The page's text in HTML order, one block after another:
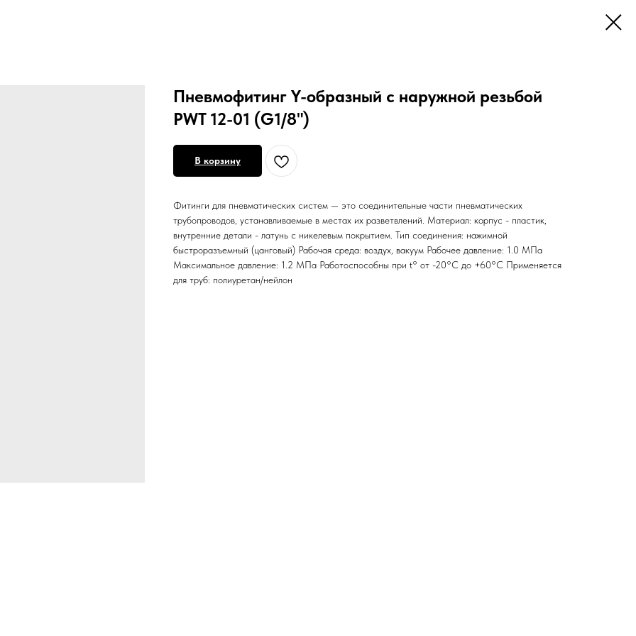
Пневмофитинг Y-образный с наружной резьбой
PWT 12-01 (G1/8")
В корзину
Фитинги для пневматических систем — это соединительные части пневматических
трубопроводов, устанавливаемые в местах их разветвлений. Материал: корпус - пластик,
внутренние детали - латунь с никелевым покрытием. Тип соединения: нажимной
быстроразъемный (цанговый) Рабочая среда: воздух, вакуум Рабочее давление: 1.0 МПа
Максимальное давление: 1.2 МПа Работоспособны при t° от -20°С до +60°С Применяется
для труб: полиуретан/нейлон